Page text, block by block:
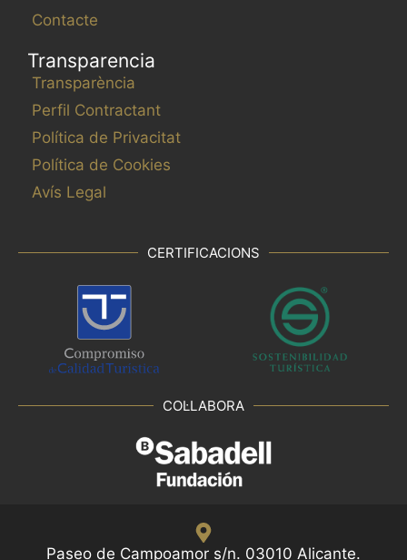
Contacte
Transparencia
Transparència
Perfil Contractant
Política de Privacitat
Política de Cookies
Avís Legal
CERTIFICACIONS
COL·LABORA
Paseo de Campoamor s/n. 03010 Alicante.